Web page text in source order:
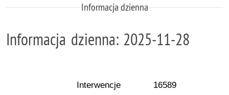
Informacja dzienna
Informacja dzienna: 2025-11-28
Interwencje 16589